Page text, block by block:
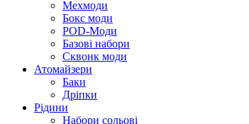
Мехмоди
Бокс моди
POD-Моди
Базові набори
Сквонк моди
Атомайзери
Баки
Дріпки
Рідини
Набори сольові